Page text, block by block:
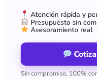
Atención rápida y
Presupuesto sin
Asesoramiento real
Sin compromiso, 100%